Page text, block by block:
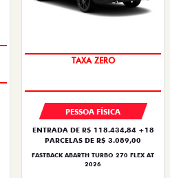
PESSOA FÍSICA
ENTRADA DE R$ 118.434,84 +18
PARCELAS DE R$ 3.089,00
FASTBACK ABARTH TURBO 270 FLEX AT
2026